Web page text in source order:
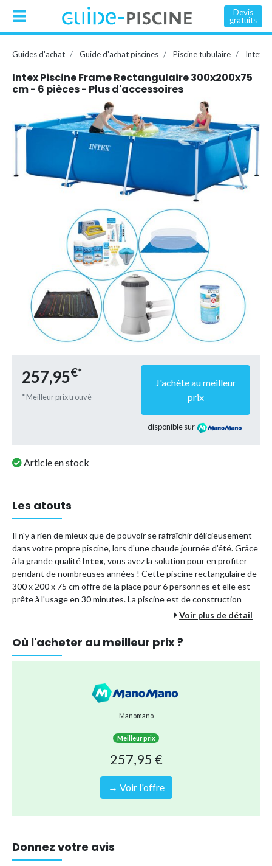
Devis
gratuits
Guides d'achat Guide d'achat piscines Piscine tubulaire Intex
Intex Piscine Frame Rectangulaire 300x200x75
cm - 6 pièces - Plus d'accessoires
257,95€*
* Meilleur prix trouvé
J'achète au meilleur
prix
disponible sur
Article en stock
Les atouts
Il n'y a rien de mieux que de pouvoir se rafraîchir délicieusement
dans votre propre piscine, lors d'une chaude journée d'été. Grâce
à la grande qualité Intex, vous avez la solution pour en profiter
pendant de nombreuses années ! Cette piscine rectangulaire de
300 x 200 x 75 cm offre de la place pour 6 personnes et elle est
prête à l'usage en 30 minutes. La piscine est de construction
solide grâce au cadre en métal, et son liner de 3 épaisseurs.
La couche intérieure est en polyester, et donc adaptée aux
enfants. Avec cet ensemble, vous avez en une fois tout ce dont
Caractéristiques piscine :
300x200x75 cm
3834
6 personnes
✔ Prête en 30 minutes
Voir plus de détail
Où l'acheter au meilleur prix ?
Manomano
Meilleur prix
257,95 €
→ Voir l'offre
Donnez votre avis